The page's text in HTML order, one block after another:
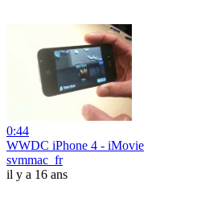
0:44
WWDC iPhone 4 - iMovie
svmmac_fr
il y a 16 ans